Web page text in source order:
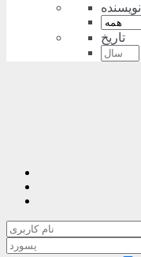
نویسنده
تاریخ